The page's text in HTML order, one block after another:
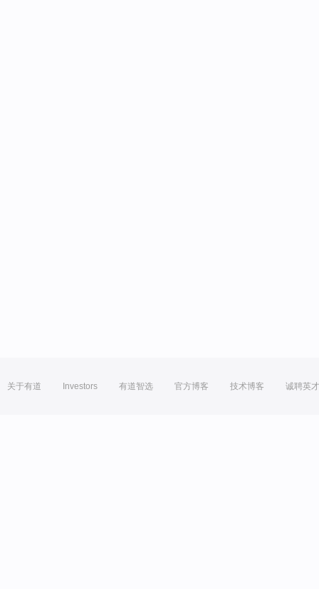
关于有道 Investors 有道智选 官方博客 技术博客 诚聘英才